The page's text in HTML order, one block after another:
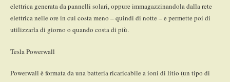
elettrica generata da pannelli solari, oppure immagazzinandola dalla rete
elettrica nelle ore in cui costa meno – quindi di notte – e permette poi di
utilizzarla di giorno o quando costa di più.
Tesla Powerwall
Powerwall è formata da una batteria ricaricabile a ioni di litio (un tipo di